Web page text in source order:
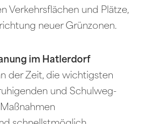
Verkehrsflächen und Plätze,
neuer Grünzonen.
im Hatlerdorf
der Zeit, die wichtigsten
und Schulweg-